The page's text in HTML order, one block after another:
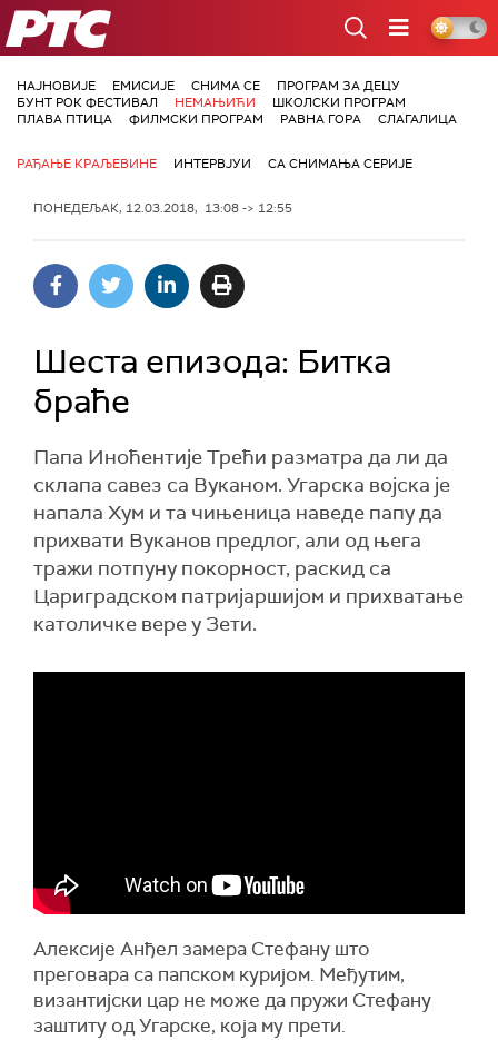
РТС
НАЈНОВИЈЕ ЕМИСИЈЕ СНИМА СЕ
ПРОГРАМ ЗА ДЕЦУ
БУНТ РОК ФЕСТИВАЛ
НЕМАЊИЋИ
ШКОЛСКИ ПРОГРАМ
ПЛАВА ПТИЦА
ФИЛМСКИ ПРОГРАМ РАВНА ГОРА СЛАГАЛИЦА
РАЂАЊЕ КРАЉЕВИНЕ ИНТЕРВЈУИ СА СНИМАЊА СЕРИЈЕ
ПОНЕДЕЉАК, 12.03.2018, 13:08 -> 12:55
Шеста епизода: Битка
браће
Папа Иноћентије Трећи разматра да ли да
склапа савез са Вуканом. Угарска војска је
напала Хум и та чињеница наведе папу да
прихвати Вуканов предлог, али од њега
тражи потпуну покорност, раскид са
Цариградском патријаршијом и прихватање
католичке вере у Зети.
Алексије Анђел замера Стефану што
преговара са папском куријом. Међутим,
византијски цар не може да пружи Стефану
заштиту од Угарске, која му прети.